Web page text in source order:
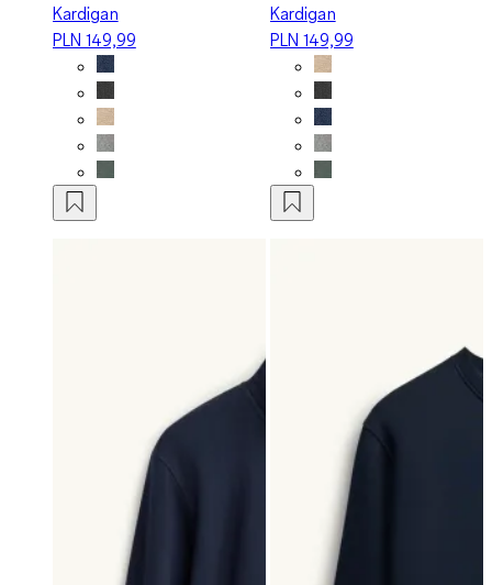
Kardigan
PLN 149,99
Kardigan
PLN 149,99